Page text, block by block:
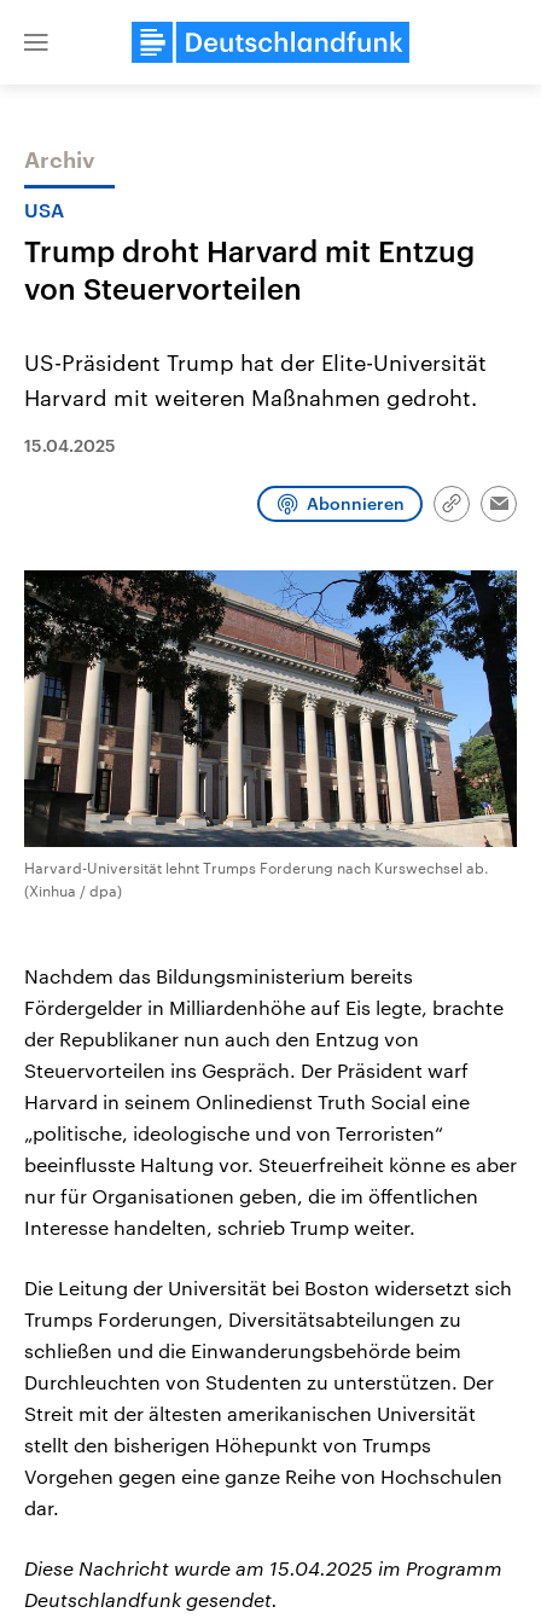
Close
Themen
2026
September 2026 einen neuen
Umfragen, Prognosen,
Wahlprogramme, aktuelle Berichte
und Hintergründe zu den Parteien
und Kandidaten der anstehenden
Wahl.
gehören die Vereinigten
den mächtigsten Ländern
Sendungen Programm Podcasts
Audio-Archiv
Archiv
USA
Trump droht Harvard mit Entzug
von Steuervorteilen
US-Präsident Trump hat der Elite-Universität
Harvard mit weiteren Maßnahmen gedroht.
15.04.2025
Abonnieren
Link
Harvard-Universität lehnt Trumps Forderung nach Kurswechsel ab.
(Xinhua / dpa)
Nachdem das Bildungsministerium bereits
Fördergelder in Milliardenhöhe auf Eis legte, brachte
der Republikaner nun auch den Entzug von
Steuervorteilen ins Gespräch. Der Präsident warf
Harvard in seinem Onlinedienst Truth Social eine
„politische, ideologische und von Terroristen“
beeinflusste Haltung vor. Steuerfreiheit könne es aber
nur für Organisationen geben, die im öffentlichen
Interesse handelten, schrieb Trump weiter.
Die Leitung der Universität bei Boston widersetzt sich
Trumps Forderungen, Diversitätsabteilungen zu
schließen und die Einwanderungsbehörde beim
Durchleuchten von Studenten zu unterstützen. Der
Streit mit der ältesten amerikanischen Universität
stellt den bisherigen Höhepunkt von Trumps
Vorgehen gegen eine ganze Reihe von Hochschulen
dar.
Diese Nachricht wurde am 15.04.2025 im Programm
Deutschlandfunk gesendet.